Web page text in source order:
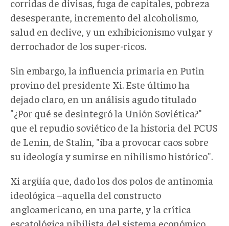
corridas de divisas, fuga de capitales, pobreza
desesperante, incremento del alcoholismo,
salud en declive, y un exhibicionismo vulgar y
derrochador de los super-ricos.
Sin embargo, la influencia primaria en Putin
provino del presidente Xi. Este último ha
dejado claro, en un análisis agudo titulado
"¿Por qué se desintegró la Unión Soviética?"
que el repudio soviético de la historia del PCUS
de Lenin, de Stalin, "iba a provocar caos sobre
su ideología y sumirse en nihilismo histórico".
Xi argüía que, dado los dos polos de antinomia
ideológica –aquella del constructo
angloamericano, en una parte, y la crítica
escatológica nihilista del sistema económico